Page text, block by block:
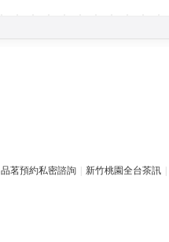
品茗預約私密諮詢 新竹桃園全台茶訊